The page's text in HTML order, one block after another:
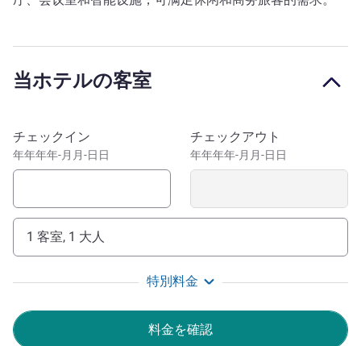
当ホテルの客室
このホテルを予約
チェックイン
年年年年-月月-日日
チェックアウト
年年年年-月月-日日
1 客室, 1 大人
特別料金
料金を確認